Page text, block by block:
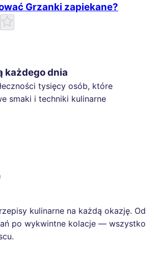
Grzanki zapiekane?
każdego dnia
tysięcy osób, które
smaki i techniki kulinarne
kulinarne na każdą okazję. Od
po wykwintne kolacje — wszystko